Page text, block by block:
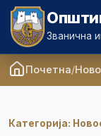
Званична
Почетна
Категорија: